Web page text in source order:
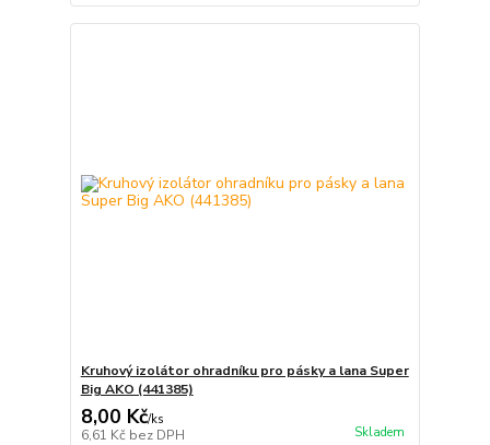
Kruhový izolátor ohradníku pro pásky a lana Super
Big AKO (441385)
8,00 Kč/ks
6,61 Kč bez DPH Skladem